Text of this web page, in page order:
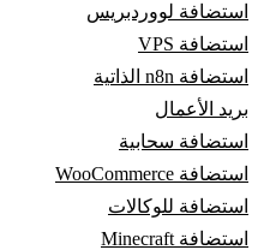
استضافة لووردبريس
استضافة VPS
استضافة n8n الذاتية
بريد الأعمال
استضافة سحابية
استضافة WooCommerce
استضافة للوكالات
استضافة Minecraft